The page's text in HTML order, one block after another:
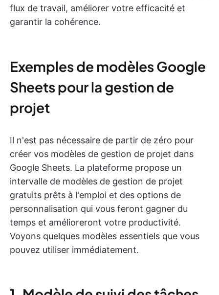
flux de travail, améliorer votre efficacité et
garantir la cohérence.
Exemples de modèles Google
Sheets pour la gestion de
projet
Il n'est pas nécessaire de partir de zéro pour
créer vos modèles de gestion de projet dans
Google Sheets. La plateforme propose un
intervalle de modèles de gestion de projet
gratuits prêts à l'emploi et des options de
personnalisation qui vous feront gagner du
temps et amélioreront votre productivité.
Voyons quelques modèles essentiels que vous
pouvez utiliser immédiatement.